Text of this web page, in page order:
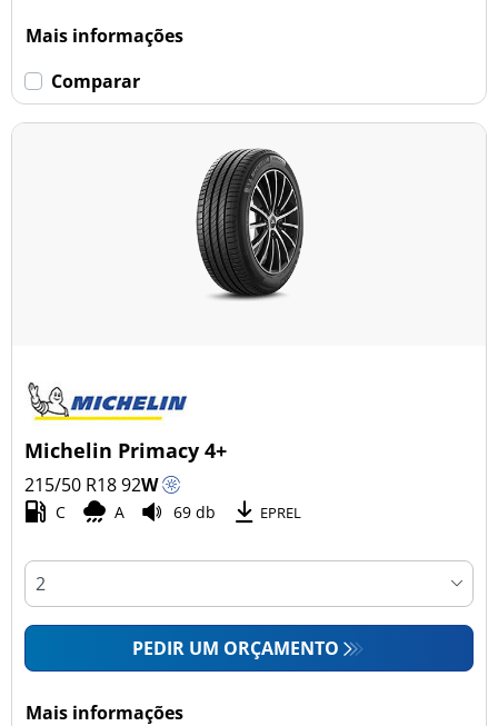
Mais informações
Comparar
Michelin Primacy 4+
215/50 R1892W
C A 69 db EPREL
PEDIR UM ORÇAMENTO
Mais informações